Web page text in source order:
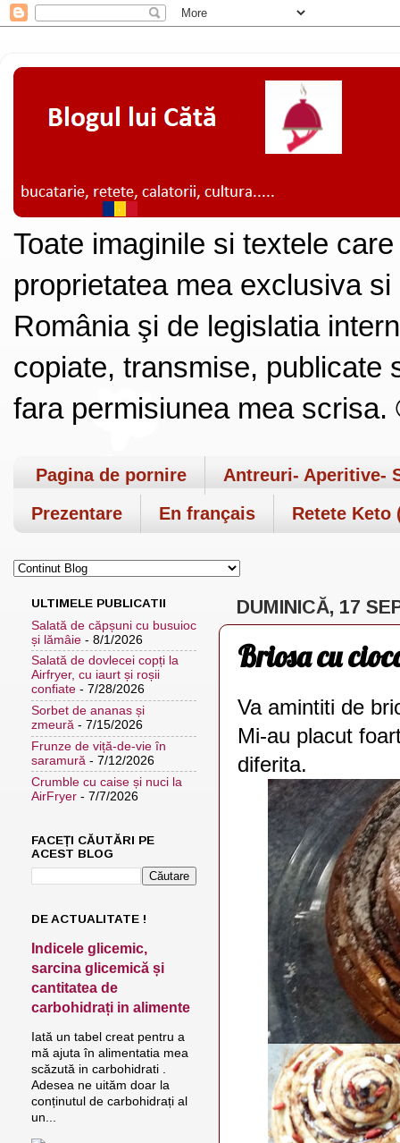
Toate imaginile si textele
proprietatea mea exclusiva
România şi de legislatia
copiate, transmise, publicate
fara permisiunea mea
Pagina de pornire
Antreuri- Aperitive-
Prezentare
En français Retete Keto
DUMINICĂ, 17
Briosa cu
Va amintiti de
Mi-au placut
diferita.
ULTIMELE PUBLICATII
Salată de căpșuni cu busuioc
și lămâie - 8/1/2026
Salată de dovlecei copți la
Airfryer, cu iaurt și roșii
confiate - 7/28/2026
Sorbet de ananas și
zmeură - 7/15/2026
Frunze de viță-de-vie în
saramură - 7/12/2026
Crumble cu caise și nuci la
AirFryer - 7/7/2026
FACEȚI CĂUTĂRI PE
ACEST BLOG
DE ACTUALITATE !
Indicele glicemic,
sarcina glicemică și
cantitatea de
carbohidrați in alimente
Iată un tabel creat pentru a
mă ajuta în alimentatia mea
scăzută in carbohidrati .
Adesea ne uităm doar la
conținutul de carbohidrați al
un...